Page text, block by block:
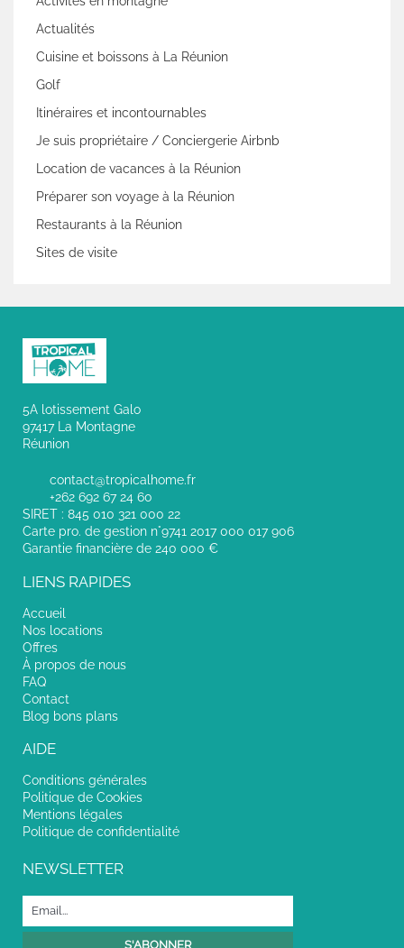
Actualités
Cuisine et boissons à La Réunion
Golf
Itinéraires et incontournables
Je suis propriétaire / Conciergerie Airbnb
Location de vacances à la Réunion
Préparer son voyage à la Réunion
Restaurants à la Réunion
Sites de visite
5A lotissement Galo
97417 La Montagne
Réunion
contact@tropicalhome.fr
+262 692 67 24 60
SIRET : 845 010 321 000 22
Carte pro. de gestion n°9741 2017 000 017 906
Garantie financière de 240 000 €
LIENS RAPIDES
Accueil
Nos locations
Offres
À propos de nous
FAQ
Contact
Blog bons plans
AIDE
Conditions générales
Politique de Cookies
Mentions légales
Politique de confidentialité
NEWSLETTER